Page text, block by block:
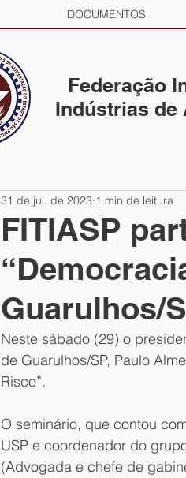
DOCUMENTOS
Federação
Indústrias de
FITIASP
Guarulhos/
31 de jul. de 2023 1 min de leitura
Neste sábado (29) o
de Guarulhos/SP, Paulo
Risco”.
O seminário, que contou
USP e coordenador do
(Advogada e chefe de